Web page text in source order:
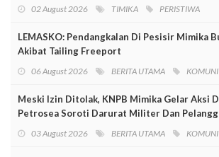
02 August 2026 TIMIKA PERISTIWA
LEMASKO: Pendangkalan Di Pesisir Mimika
Akibat Tailing Freeport
06 August 2026 BERITA UTAMA
Meski Izin Ditolak, KNPB Mimika Gelar Aksi
Petrosea Soroti Darurat Militer Dan
03 August 2026 BERITA UTAMA